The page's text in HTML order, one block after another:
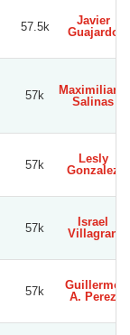
57.5k
Javier
Guajardo
57k
Maximiliano
Salinas
57k
Lesly
Gonzalez
57k
Israel
Villagran
57k
Guillermo
A. Perez